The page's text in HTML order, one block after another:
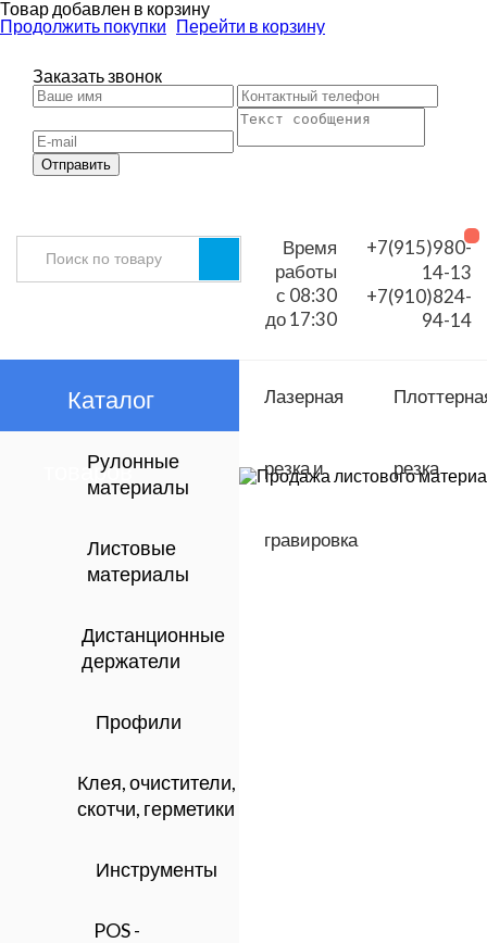
Товар добавлен в корзину
Продолжить покупки Перейти в корзину
Заказать звонок
Отправить
Время
работы
с 08:30
до 17:30
+7(915)980-
14-13
+7(910)824-
94-14
Каталог
товаров
Рулонные
материалы
Листовые
материалы
Дистанционные
держатели
Профили
Клея, очистители,
скотчи, герметики
Инструменты
POS -
Лазерная
резка и
гравировка
резка